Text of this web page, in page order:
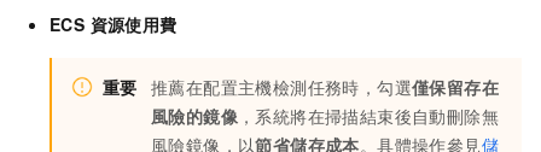
ECS 資源使用費
重要 推薦在配置主機檢測任務時，勾選僅保留存在
風險的鏡像 ，系統將在掃描結束後自動刪除無
風險鏡像，以節省儲存成本。具體操作參見儲